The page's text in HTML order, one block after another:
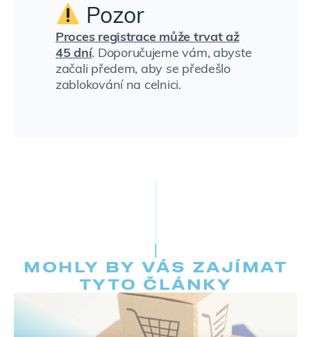
Pozor
Proces registrace může trvat až
45 dní. Doporučujeme vám, abyste
začali předem, aby se předešlo
zablokování na celnici.
MOHLY BY VÁS ZAJÍMAT
TYTO ČLÁNKY